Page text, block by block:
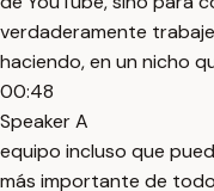
verdaderamente
haciendo, en un nicho
00:48
Speaker A
equipo incluso que
más importante de